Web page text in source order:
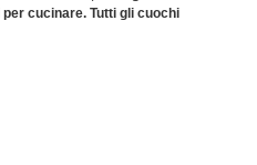
cucinare. Tutti gli cuochi